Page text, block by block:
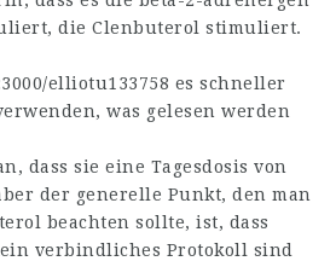
die Clenbuterol stimuliert.
elliotu133758 es schneller
was gelesen werden
dass sie eine Tagesdosis von
der generelle Punkt, den man
beachten sollte, ist, dass
verbindliches Protokoll sind